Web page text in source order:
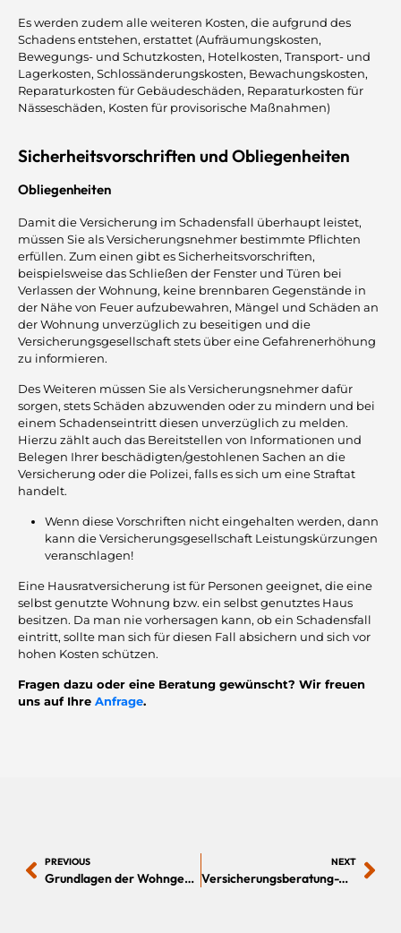
Es werden zudem alle weiteren Kosten, die aufgrund des
Schadens entstehen, erstattet (Aufräumungskosten,
Bewegungs- und Schutzkosten, Hotelkosten, Transport- und
Lagerkosten, Schlossänderungskosten, Bewachungskosten,
Reparaturkosten für Gebäudeschäden, Reparaturkosten für
Nässeschäden, Kosten für provisorische Maßnahmen)
Sicherheitsvorschriften und Obliegenheiten
Obliegenheiten
Damit die Versicherung im Schadensfall überhaupt leistet,
müssen Sie als Versicherungsnehmer bestimmte Pflichten
erfüllen. Zum einen gibt es Sicherheitsvorschriften,
beispielsweise das Schließen der Fenster und Türen bei
Verlassen der Wohnung, keine brennbaren Gegenstände in
der Nähe von Feuer aufzubewahren, Mängel und Schäden an
der Wohnung unverzüglich zu beseitigen und die
Versicherungsgesellschaft stets über eine Gefahrenerhöhung
zu informieren.
Des Weiteren müssen Sie als Versicherungsnehmer dafür
sorgen, stets Schäden abzuwenden oder zu mindern und bei
einem Schadenseintritt diesen unverzüglich zu melden.
Hierzu zählt auch das Bereitstellen von Informationen und
Belegen Ihrer beschädigten/gestohlenen Sachen an die
Versicherung oder die Polizei, falls es sich um eine Straftat
handelt.
Wenn diese Vorschriften nicht eingehalten werden, dann
kann die Versicherungsgesellschaft Leistungskürzungen
veranschlagen!
Eine Hausratversicherung ist für Personen geeignet, die eine
selbst genutzte Wohnung bzw. ein selbst genutztes Haus
besitzen. Da man nie vorhersagen kann, ob ein Schadensfall
eintritt, sollte man sich für diesen Fall absichern und sich vor
hohen Kosten schützen.
Fragen dazu oder eine Beratung gewünscht? Wir freuen
uns auf Ihre Anfrage.
PREVIOUS
Grundlagen der Wohngebäudeversicherung
NEXT
Versicherungsberatung-Wer berät dich unabhängig zu Versicherungen und Finanzen